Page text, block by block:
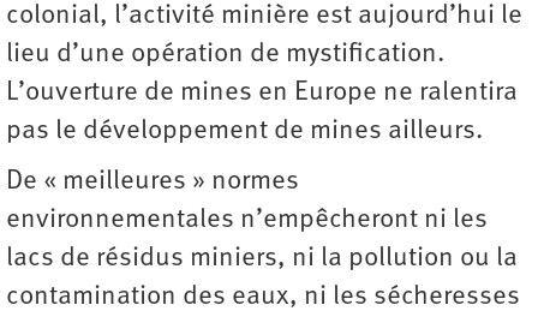
colonial, l’activité minière est aujourd’hui le
lieu d’une opération de mystification.
L’ouverture de mines en Europe ne ralentira
pas le développement de mines ailleurs.
De « meilleures » normes
environnementales n’empêcheront ni les
lacs de résidus miniers, ni la pollution ou la
contamination des eaux, ni les sécheresses